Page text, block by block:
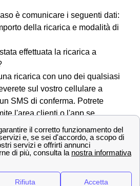
è comunicare i seguenti dati:
della ricarica e modalità di
effettuata la ricarica a
ricarica con uno dei qualsiasi
sul vostro cellulare a
SMS di conferma. Potrete
l'area clienti o l'app se
buon fine. Per avere ulteriori
il credito residuo con
Polesine edeffettuare una
per l'assistenza clienti a